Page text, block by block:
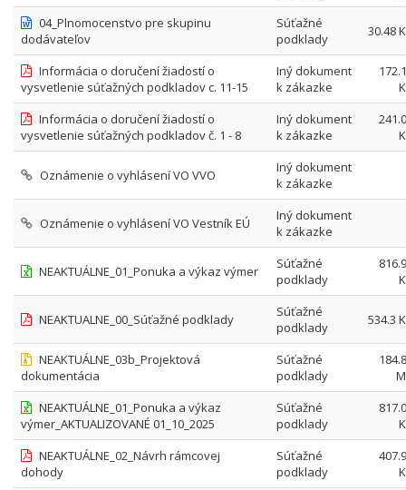
04_Plnomocenstvo pre skupinu
dodávateľov
Súťažné
podklady
30.48
Informácia o doručení žiadostí o
vysvetlenie súťažných podkladov c. 11-15
Iný dokument
k zákazke
Informácia o doručení žiadostí o
vysvetlenie súťažných podkladov č. 1 - 8
Iný dokument
k zákazke
Oznámenie o vyhlásení VO VVO
Iný dokument
k zákazke
Oznámenie o vyhlásení VO Vestník EÚ
Iný dokument
k zákazke
NEAKTUÁLNE_01_Ponuka a výkaz výmer
Súťažné
podklady
NEAKTUALNE_00_Súťažné podklady
Súťažné
podklady
534.3
NEAKTUÁLNE_03b_Projektová
dokumentácia
Súťažné
podklady
NEAKTUÁLNE_01_Ponuka a výkaz
výmer_AKTUALIZOVANÉ 01_10_2025
Súťažné
podklady
NEAKTUÁLNE_02_Návrh rámcovej
dohody
Súťažné
podklady